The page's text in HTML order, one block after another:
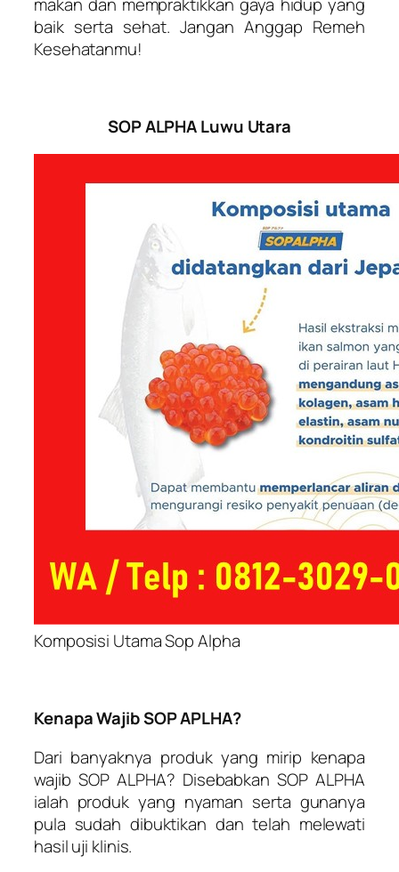
baik serta sehat. Jangan Anggap Remeh
Kesehatanmu!
SOP ALPHA Luwu Utara
Komposisi Utama Sop Alpha
Kenapa Wajib SOP APLHA?
Dari banyaknya produk yang mirip kenapa
wajib SOP ALPHA? Disebabkan SOP ALPHA
ialah produk yang nyaman serta gunanya
pula sudah dibuktikan dan telah melewati
hasil uji klinis.